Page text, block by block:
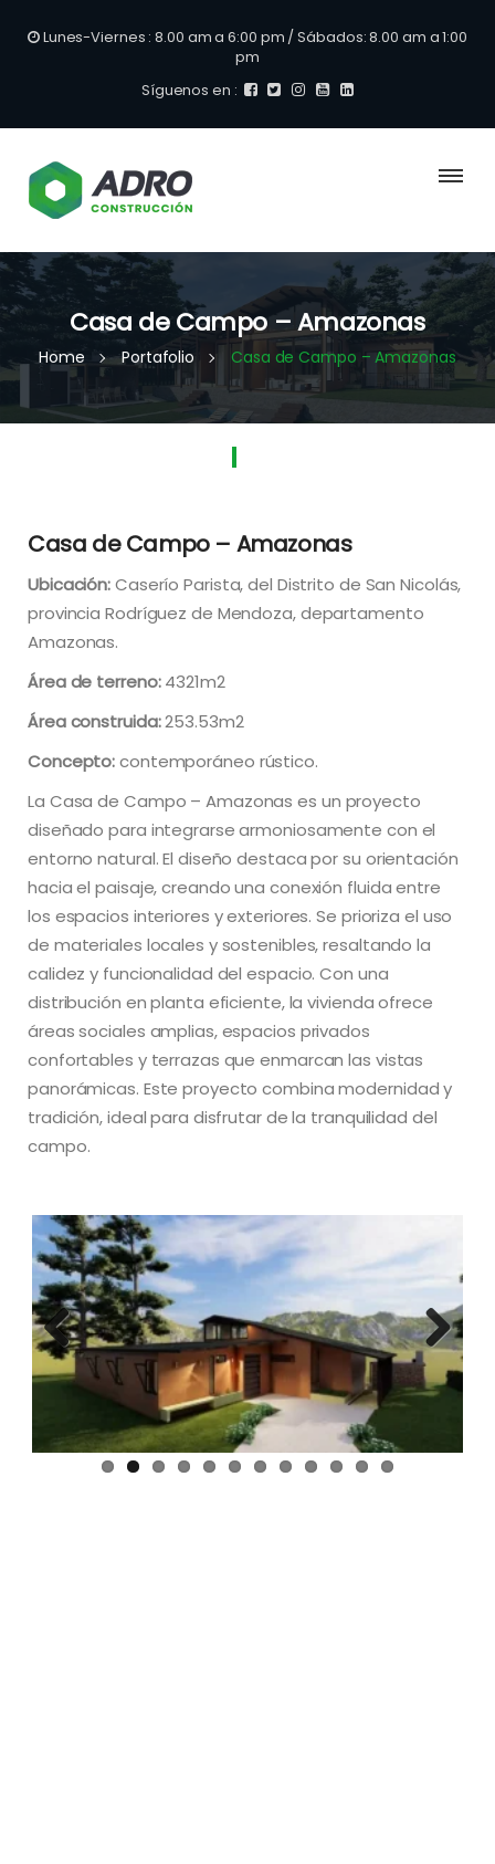
Lunes-Viernes : 8.00 am a 6:00 pm / Sábados: 8.00 am a 1:00
pm
Síguenos en :
Casa de Campo – Amazonas
Home Portafolio Casa de Campo – Amazonas
Casa de Campo – Amazonas
Ubicación:Caserío Parista, del Distrito de San Nicolás,
provincia Rodríguez de Mendoza, departamento
Amazonas.
Área de terreno:4321m2
Área construida:253.53m2
Concepto:contemporáneo rústico.
La Casa de Campo – Amazonas es un proyecto
diseñado para integrarse armoniosamente con el
entorno natural. El diseño destaca por su orientación
hacia el paisaje, creando una conexión fluida entre
los espacios interiores y exteriores. Se prioriza el uso
de materiales locales y sostenibles, resaltando la
calidez y funcionalidad del espacio. Con una
distribución en planta eficiente, la vivienda ofrece
áreas sociales amplias, espacios privados
confortables y terrazas que enmarcan las vistas
panorámicas. Este proyecto combina modernidad y
tradición, ideal para disfrutar de la tranquilidad del
campo.
Previous Next